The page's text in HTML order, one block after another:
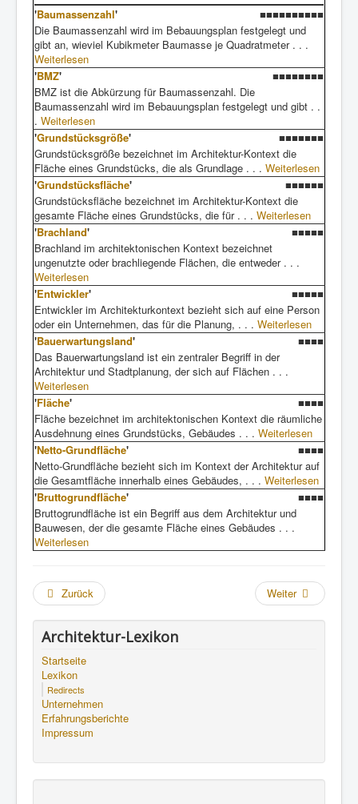
'Baumassenzahl'
■■■■■■■■■■
Die Baumassenzahl wird im Bebauungsplan festgelegt und
gibt an, wieviel Kubikmeter Baumasse je Quadratmeter . . .
Weiterlesen
'BMZ'
■■■■■■■■
BMZ ist die Abkürzung für Baumassenzahl. Die
Baumassenzahl wird im Bebauungsplan festgelegt und gibt . .
. Weiterlesen
'Grundstücksgröße'
■■■■■■■
Grundstücksgröße bezeichnet im Architektur-Kontext die
Fläche eines Grundstücks, die als Grundlage . . . Weiterlesen
'Grundstücksfläche'
■■■■■■
Grundstücksfläche bezeichnet im Architektur-Kontext die
gesamte Fläche eines Grundstücks, die für . . . Weiterlesen
'Brachland'
■■■■■
Brachland im architektonischen Kontext bezeichnet
ungenutzte oder brachliegende Flächen, die entweder . . .
Weiterlesen
'Entwickler'
■■■■■
Entwickler im Architekturkontext bezieht sich auf eine Person
oder ein Unternehmen, das für die Planung, . . . Weiterlesen
'Bauerwartungsland'
■■■■
Das Bauerwartungsland ist ein zentraler Begriff in der
Architektur und Stadtplanung, der sich auf Flächen . . .
Weiterlesen
'Fläche'
■■■■
Fläche bezeichnet im architektonischen Kontext die räumliche
Ausdehnung eines Grundstücks, Gebäudes . . . Weiterlesen
'Netto-Grundfläche'
■■■■
Netto-Grundfläche bezieht sich im Kontext der Architektur auf
die Gesamtfläche innerhalb eines Gebäudes, . . . Weiterlesen
'Bruttogrundfläche'
■■■■
Bruttogrundfläche ist ein Begriff aus dem Architektur und
Bauwesen, der die gesamte Fläche eines Gebäudes . . .
Weiterlesen
Zurück Weiter
Architektur-Lexikon
Startseite
Lexikon
Redirects
Unternehmen
Erfahrungsberichte
Impressum